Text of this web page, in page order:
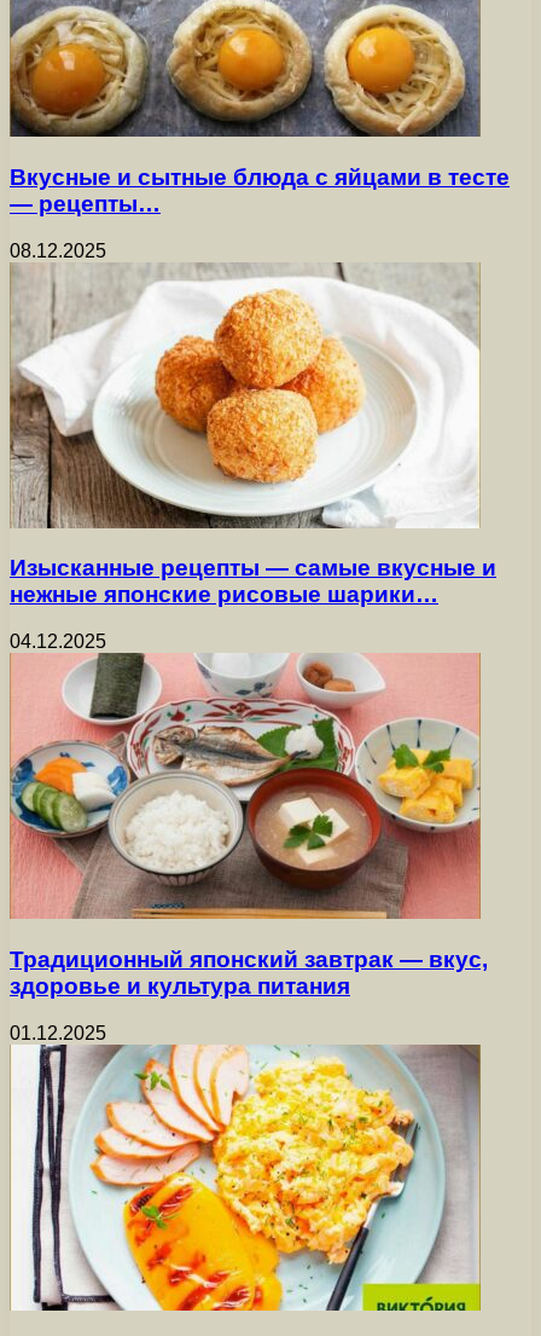
Вкусные и сытные блюда с яйцами в тесте
— рецепты…
08.12.2025
Изысканные рецепты — самые вкусные и
нежные японские рисовые шарики…
04.12.2025
Традиционный японский завтрак — вкус,
здоровье и культура питания
01.12.2025